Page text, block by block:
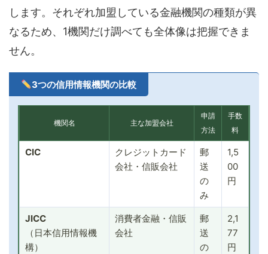
します。それぞれ加盟している金融機関の種類が異
なるため、1機関だけ調べても全体像は把握できま
せん。
3つの信用情報機関の比較
機関名 主な加盟会社
申請
方法
手数
料
CIC
クレジットカード
会社・信販会社
郵
送
の
み
1,5
00
円
JICC
（日本信用情報機
構）
消費者金融・信販
会社
郵
送
の
2,1
77
円